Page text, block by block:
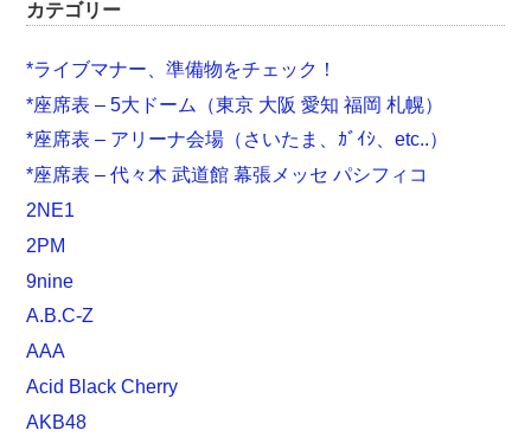
カテゴリー
*ライブマナー、準備物をチェック！
*座席表 – 5大ドーム（東京 大阪 愛知 福岡 札幌）
*座席表 – アリーナ会場（さいたま、ｶﾞｲｼ、etc..）
*座席表 – 代々木 武道館 幕張メッセ パシフィコ
2NE1
2PM
9nine
A.B.C-Z
AAA
Acid Black Cherry
AKB48